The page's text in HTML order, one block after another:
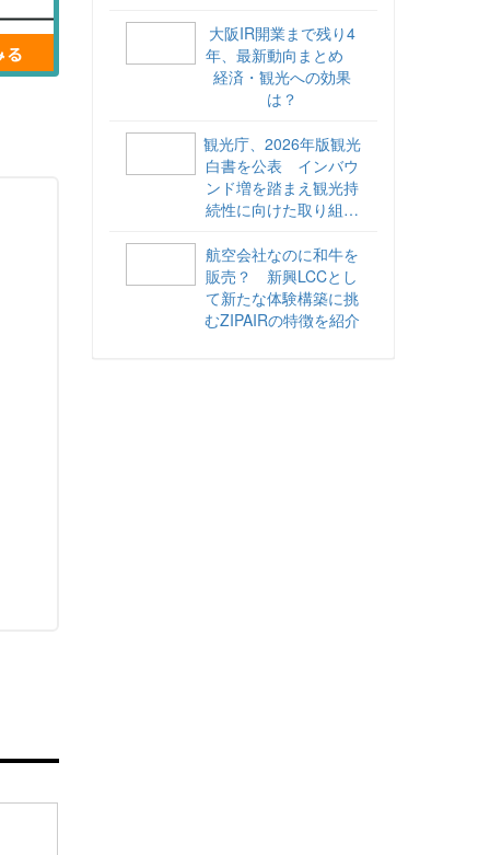
海外DMOのリアル
vol.6】
大阪IR開業まで残り4
年、最新動向まとめ
経済・観光への効果
は？
観光庁、2026年版観光
白書を公表 インバウ
ンド増を踏まえ観光持
続性に向けた取り組み
航空会社なのに和牛を
販売？ 新興LCCとし
て新たな体験構築に挑
むZIPAIRの特徴を紹介